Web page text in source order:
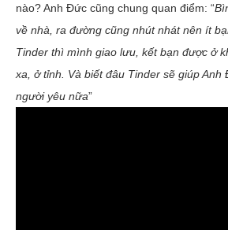
nào? Anh Đức cũng chung quan điểm: “
về nhà, ra đường cũng nhút nhát nên ít
Tinder thì mình giao lưu, kết bạn được ở
xa, ở tỉnh. Và biết đâu Tinder sẽ giúp Anh
người yêu nữa”